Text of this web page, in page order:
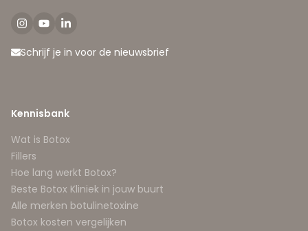
Schrijf je in voor de nieuwsbrief
Kennisbank
Wat is Botox
Fillers
Hoe lang werkt Botox?
Beste Botox Kliniek in jouw buurt
Alle merken botulinetoxine
Botox kosten vergelijken